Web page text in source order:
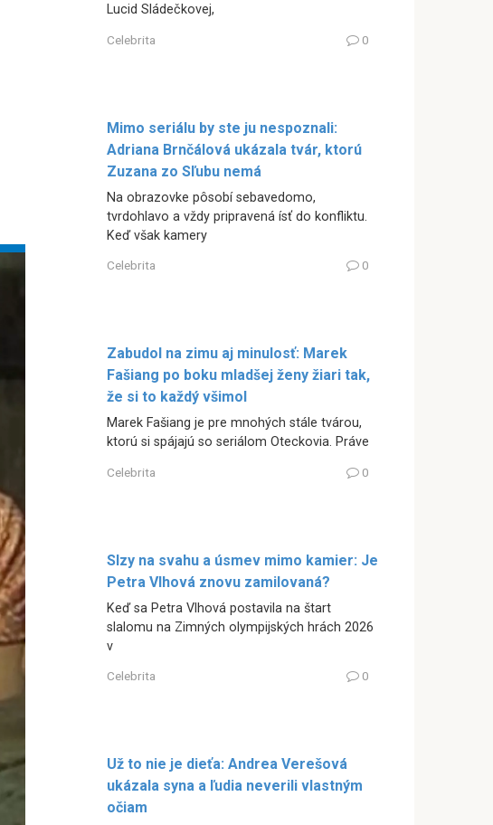
Lucid Sládečkovej,
Celebrita 0
Mimo seriálu by ste ju nespoznali:
Adriana Brnčálová ukázala tvár, ktorú
Zuzana zo Sľubu nemá
Na obrazovke pôsobí sebavedomo,
tvrdohlavo a vždy pripravená ísť do konfliktu.
Keď však kamery
Celebrita 0
Zabudol na zimu aj minulosť: Marek
Fašiang po boku mladšej ženy žiari tak,
že si to každý všimol
Marek Fašiang je pre mnohých stále tvárou,
ktorú si spájajú so seriálom Oteckovia. Práve
Celebrita 0
Slzy na svahu a úsmev mimo kamier: Je
Petra Vlhová znovu zamilovaná?
Keď sa Petra Vlhová postavila na štart
slalomu na Zimných olympijských hrách 2026
v
Celebrita 0
Už to nie je dieťa: Andrea Verešová
ukázala syna a ľudia neverili vlastným
očiam